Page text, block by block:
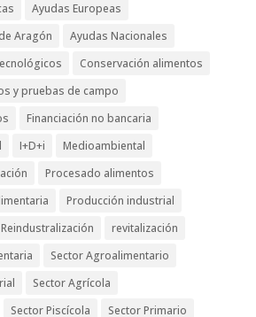
Ayudas Europeas
Aragón
Ayudas Nacionales
Conservación alimentos
y pruebas de campo
Financiación no bancaria
I+D+i
Medioambiental
Procesado alimentos
Producción industrial
Reindustralización
revitalización
Sector Agroalimentario
Sector Agrícola
Sector Piscícola
Sector Primario